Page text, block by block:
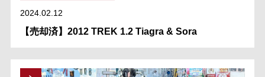
2024.02.12
【売却済】2012 TREK 1.2 Tiagra & Sora